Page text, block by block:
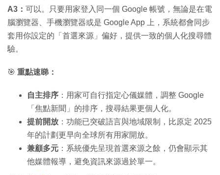
A3： 可以。只要用家登入同一個 Google 帳號，無論是在電
腦瀏覽器、手機瀏覽器或是 Google App 上，系統都會同步
套用你設定的「首選來源」偏好，提供一致的個人化搜尋體
驗。
🎯 重點速睇：
自主排序 ：用家可自行指定心儀媒體，調整 Google
「焦點新聞」的排序，搜尋結果更個人化。
提前開放 ：功能已突破語言與地域限制，比原定 2025
年的計劃更早向全球所有用家開放。
兼顧多元 ：系統優先呈現首選來源之餘，仍會顯示其
他媒體報導，避免資訊來源過於單一。